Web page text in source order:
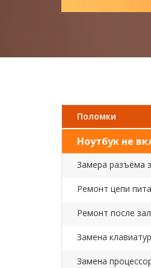
Поломки
Ноутбук не
Замера разъёма
Ремонт цепи
Ремонт после
Замена
Замена